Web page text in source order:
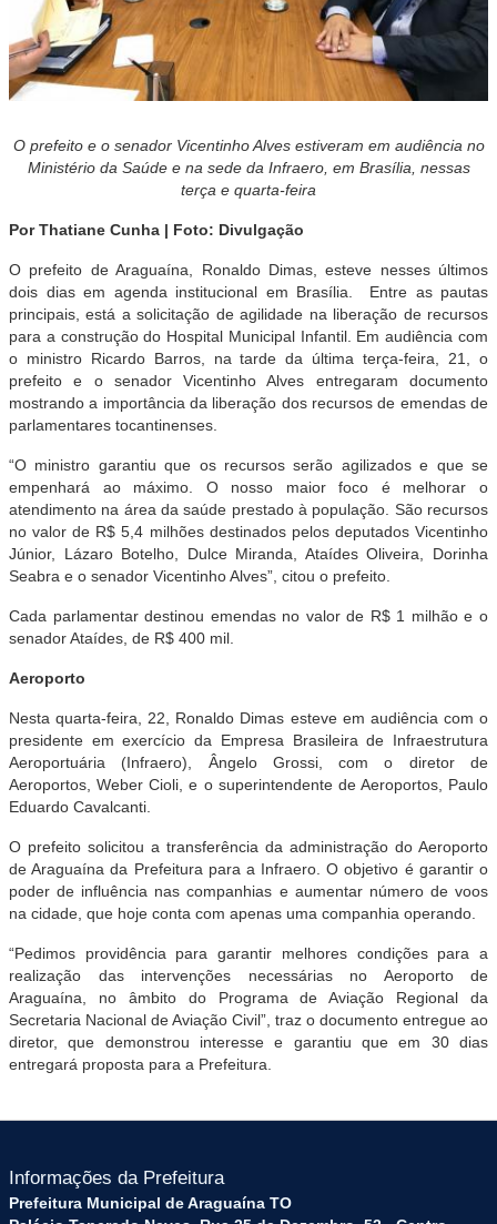
O prefeito e o senador Vicentinho Alves estiveram em audiência no
Ministério da Saúde e na sede da Infraero, em Brasília, nessas
terça e quarta-feira
Por Thatiane Cunha | Foto: Divulgação
O prefeito de Araguaína, Ronaldo Dimas, esteve nesses últimos
dois dias em agenda institucional em Brasília. Entre as pautas
principais, está a solicitação de agilidade na liberação de recursos
para a construção do Hospital Municipal Infantil. Em audiência com
o ministro Ricardo Barros, na tarde da última terça-feira, 21, o
prefeito e o senador Vicentinho Alves entregaram documento
mostrando a importância da liberação dos recursos de emendas de
parlamentares tocantinenses.
“O ministro garantiu que os recursos serão agilizados e que se
empenhará ao máximo. O nosso maior foco é melhorar o
atendimento na área da saúde prestado à população. São recursos
no valor de R$ 5,4 milhões destinados pelos deputados Vicentinho
Júnior, Lázaro Botelho, Dulce Miranda, Ataídes Oliveira, Dorinha
Seabra e o senador Vicentinho Alves”, citou o prefeito.
Cada parlamentar destinou emendas no valor de R$ 1 milhão e o
senador Ataídes, de R$ 400 mil.
Aeroporto
Nesta quarta-feira, 22, Ronaldo Dimas esteve em audiência com o
presidente em exercício da Empresa Brasileira de Infraestrutura
Aeroportuária (Infraero), Ângelo Grossi, com o diretor de
Aeroportos, Weber Cioli, e o superintendente de Aeroportos, Paulo
Eduardo Cavalcanti.
O prefeito solicitou a transferência da administração do Aeroporto
de Araguaína da Prefeitura para a Infraero. O objetivo é garantir o
poder de influência nas companhias e aumentar número de voos
na cidade, que hoje conta com apenas uma companhia operando.
“Pedimos providência para garantir melhores condições para a
realização das intervenções necessárias no Aeroporto de
Araguaína, no âmbito do Programa de Aviação Regional da
Secretaria Nacional de Aviação Civil”, traz o documento entregue ao
diretor, que demonstrou interesse e garantiu que em 30 dias
entregará proposta para a Prefeitura.
Informações da Prefeitura
Prefeitura Municipal de Araguaína TO